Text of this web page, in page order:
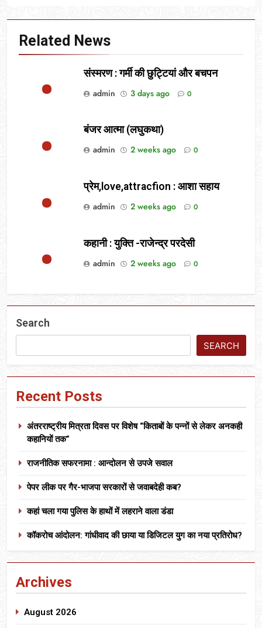
Related News
संस्मरण : गर्मी की छुट्टियां और बचपन
admin
3 days ago 0
बंजर आत्मा (लघुकथा)
admin
2 weeks ago 0
प्रेम,love,attracfion : आशा सहाय
admin
2 weeks ago 0
कहानी : युक्ति -राजेन्द्र परदेसी
admin
2 weeks ago 0
Search
SEARCH
Recent Posts
अंतरराष्ट्रीय मित्रता दिवस पर विशेष “किताबों के पन्नों से लेकर अनकही
कहानियों तक”
राजनीतिक सफरनामा : आन्दोलन से उपजे सवाल
पेपर लीक पर गैर-भाजपा सरकारों से जवाबदेही कब?
कहां चला गया पुलिस के हाथों में लहराने वाला डंडा
कॉकरोच आंदोलन: गांधीवाद की छाया या डिजिटल युग का नया प्रतिरोध?
Archives
August 2026